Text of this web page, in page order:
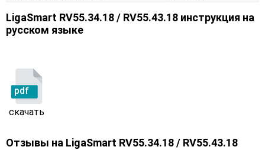
LigaSmart RV55.34.18 / RV55.43.18 инструкция на
русском языке
pdf
скачать
Отзывы на LigaSmart RV55.34.18 / RV55.43.18